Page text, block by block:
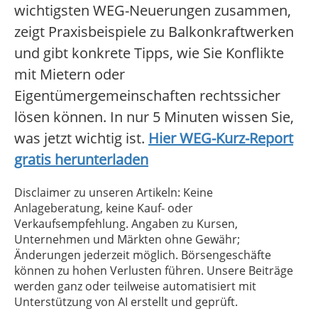
wichtigsten WEG-Neuerungen zusammen,
zeigt Praxisbeispiele zu Balkonkraftwerken
und gibt konkrete Tipps, wie Sie Konflikte
mit Mietern oder
Eigentümergemeinschaften rechtssicher
lösen können. In nur 5 Minuten wissen Sie,
was jetzt wichtig ist. Hier WEG-Kurz-Report
gratis herunterladen
Disclaimer zu unseren Artikeln: Keine
Anlageberatung, keine Kauf- oder
Verkaufsempfehlung. Angaben zu Kursen,
Unternehmen und Märkten ohne Gewähr;
Änderungen jederzeit möglich. Börsengeschäfte
können zu hohen Verlusten führen. Unsere Beiträge
werden ganz oder teilweise automatisiert mit
Unterstützung von AI erstellt und geprüft.